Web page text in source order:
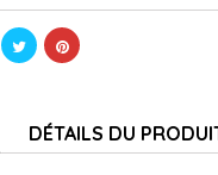
DÉTAILS DU